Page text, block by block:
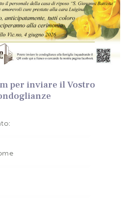
per inviare il Vostro